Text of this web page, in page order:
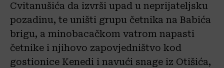
Cvitanušića da izvrši upad u neprijateljsku
pozadinu, te uništi grupu četnika na Babića
brigu, a minobacačkom vatrom napasti
četnike i njihovo zapovjedništvo kod
gostionice Kenedi i navući snage iz Otišića,